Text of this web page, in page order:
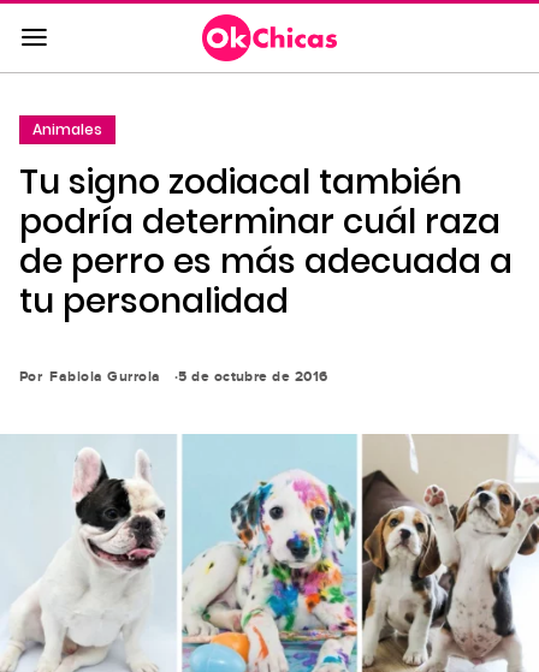
Saltar
al
contenido
la
navegación
principal
Animales
Tu signo zodiacal también
podría determinar cuál raza
de perro es más adecuada a
tu personalidad
Por Fabiola Gurrola 5 de octubre de 2016